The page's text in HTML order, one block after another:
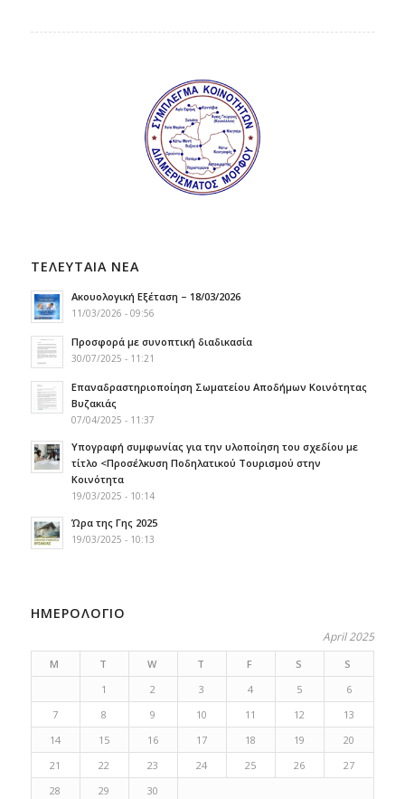
ΤΕΛΕΥΤΑΙΑ ΝΕΑ
Ακουολογική Εξέταση – 18/03/2026
11/03/2026 - 09:56
Προσφορά με συνοπτική διαδικασία
30/07/2025 - 11:21
Επαναδραστηριοποίηση Σωματείου Αποδήμων Κοινότητας
Βυζακιάς
07/04/2025 - 11:37
Υπογραφή συμφωνίας για την υλοποίηση του σχεδίου με
τίτλο <Προσέλκυση Ποδηλατικού Τουρισμού στην
Κοινότητα
19/03/2025 - 10:14
Ώρα της Γης 2025
19/03/2025 - 10:13
ΗΜΕΡΟΛΟΓΙΟ
April 2025
M T W T F S
S
1
2 3 4 5
6
7
8 9 10 11 12
13
14
15 16 17 18 19
20
21
22 23 24 25 26
27
28
29 30